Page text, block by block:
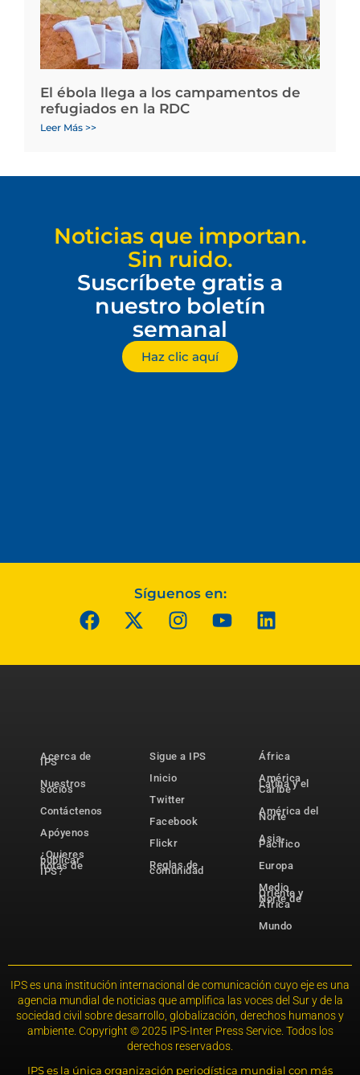
El ébola llega a los campamentos de
refugiados en la RDC
Leer Más >>
Noticias que importan.
Sin ruido.
Suscríbete gratis a
nuestro boletín
semanal
Haz clic aquí
Síguenos en:
Acerca de
IPS
Nuestros
socios
Contáctenos
Apóyenos
¿Quieres
publicar
notas de
IPS?
Sigue a IPS
Inicio
Twitter
Facebook
Flickr
Reglas de
comunidad
África
América
Latina y el
Caribe
América del
Norte
Asia-
Pacífico
Europa
Medio
Oriente y
Norte de
África
Mundo
IPS es una institución internacional de comunicación cuyo eje es una
agencia mundial de noticias que amplifica las voces del Sur y de la
sociedad civil sobre desarrollo, globalización, derechos humanos y
ambiente. Copyright © 2025 IPS-Inter Press Service. Todos los
derechos reservados.
IPS es la única organización periodística mundial con más